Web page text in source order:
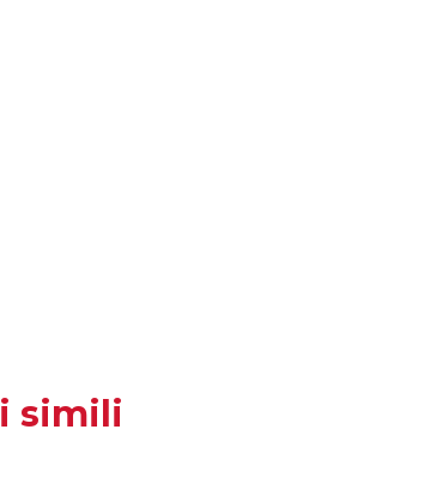
simili